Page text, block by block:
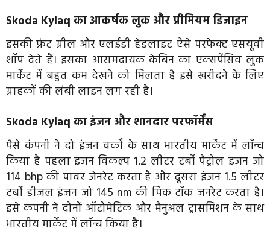
Skoda Kylaq का आकर्षक लुक और प्रीमियम डिजाइन
इसकी फ्रंट ग्रील और एलईडी हेडलाइट ऐसे परफेक्ट एसयूवी
शॉप देते हैं। इसका आरामदायक केबिन का एक्सपेंसिव लुक
मार्केट में बहुत कम देखने को मिलता है इसे खरीदने के लिए
ग्राहकों की लंबी लाइन लग रही है।
Skoda Kylaq का इंजन और शानदार परफॉर्मेंस
पैसे कंपनी ने दो इंजन वर्कों के साथ भारतीय मार्केट में लॉन्च
किया है पहला इंजन विकल्प 1.2 लीटर टर्बो पैट्रोल इंजन जो
114 bhp की पावर जेनरेट करता है और दूसरा इंजन 1.5 लीटर
टर्बो डीजल इंजन जो 145 nm की पिक टॉक जनरेट करता है।
इसे कंपनी ने दोनों ऑटोमेटिक और मैनुअल ट्रांसमिशन के साथ
भारतीय मार्केट में लॉन्च किया है।